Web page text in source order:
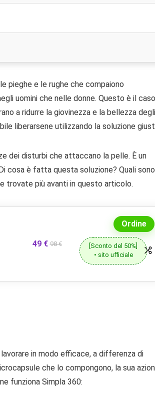
pieghe e le rughe che compaiono
uomini che nelle donne. Questo è il caso
a ridurre la giovinezza e la bellezza degli
liberarsene utilizzando la soluzione
dei disturbi che attaccano la pelle. È un
cosa è fatta questa soluzione? Quali
trovate più avanti in questo articolo.
49 € 98 €
Ordine
[Sconto del 50%]
• sito ufficiale
in modo efficace, a differenza di
che lo compongono, la sua
funziona Simpla 360: